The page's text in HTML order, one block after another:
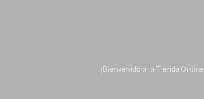
¡Bienvenido a la Tienda Online